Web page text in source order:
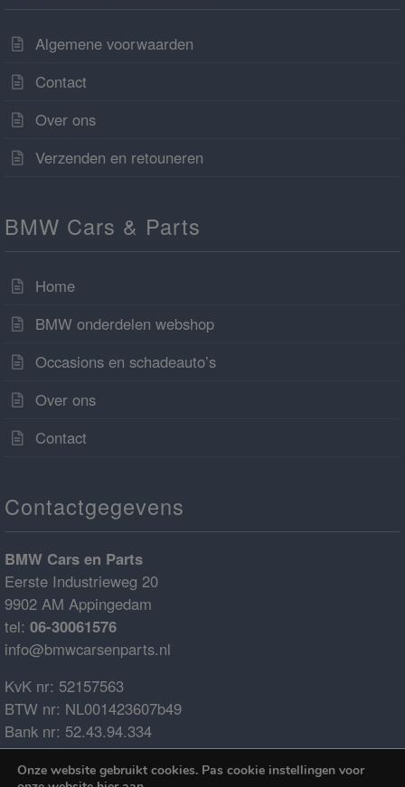
Algemene voorwaarden
Contact
Over ons
Verzenden en retouneren
BMW Cars & Parts
Home
BMW onderdelen webshop
Occasions en schadeauto’s
Over ons
Contact
Contactgegevens
BMW Cars en Parts
Eerste Industrieweg 20
9902 AM Appingedam
tel: 06-30061576
info@bmwcarsenparts.nl
KvK nr: 52157563
BTW nr: NL001423607b49
Bank nr: 52.43.94.334
IBAN: NL68ABNA0524394334
BIC: ABNANL2A
Onze website gebruikt cookies. Pas cookie instellingen voor